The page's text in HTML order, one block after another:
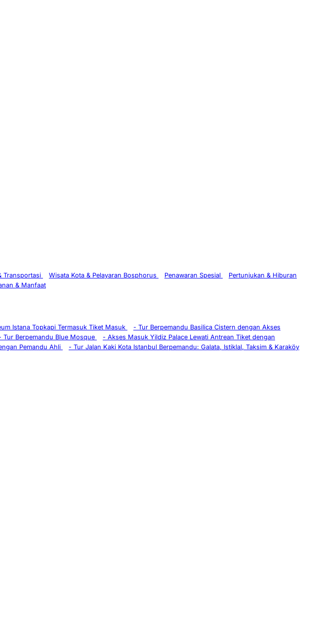
Transportasi Wisata Kota & Pelayaran Bosphorus Penawaran Spesial
Pertunjukan & Hiburan
& Manfaat
Istana Topkapi Termasuk Tiket Masuk - Tur Berpemandu Basilica Cistern dengan Akses
Tur Berpemandu Blue Mosque - Akses Masuk Yildiz Palace Lewati Antrean Tiket dengan
Pemandu Ahli - Tur Jalan Kaki Kota Istanbul Berpemandu: Galata, Istiklal, Taksim & Karaköy